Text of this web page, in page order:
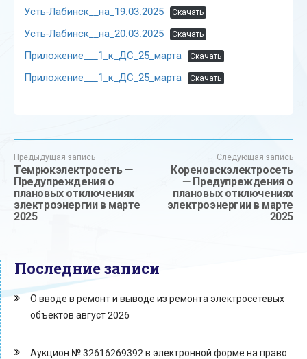
Усть-Лабинск__на_19.03.2025 Скачать
Усть-Лабинск__на_20.03.2025 Скачать
Приложение___1_к_ДС_25_марта Скачать
Приложение___1_к_ДС_25_марта Скачать
Предыдущая запись
Темрюкэлектросеть —
Предупреждения о
плановых отключениях
электроэнергии в марте
2025
Следующая запись
Кореновскэлектросеть
— Предупреждения о
плановых отключениях
электроэнергии в марте
2025
Последние записи
О вводе в ремонт и выводе из ремонта электросетевых
объектов август 2026
Аукцион № 32616269392 в электронной форме на право